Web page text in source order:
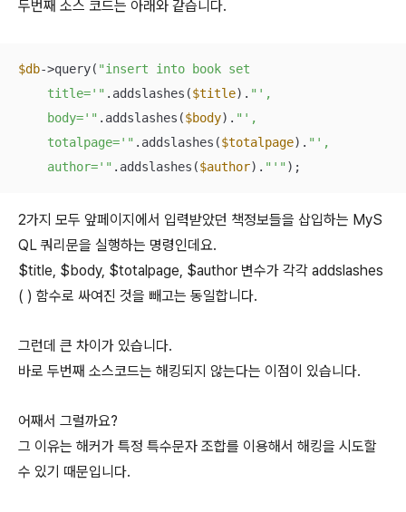
두번째 소스 코드는 아래와 같습니다.
$db->query( "insert into book set
    title='"
.addslashes($title). "',
    body='"
.addslashes($body). "',
    totalpage='"
.addslashes($totalpage). "',
    author='"
.addslashes($author). "'" );
2가지 모두 앞페이지에서 입력받았던 책정보들을 삽입하는 MyS
QL 쿼리문을 실행하는 명령인데요.
$title, $body, $totalpage, $author 변수가 각각 addslashes
( ) 함수로 싸여진 것을 빼고는 동일합니다.
그런데 큰 차이가 있습니다.
바로 두번째 소스코드는 해킹되지 않는다는 이점이 있습니다.
어째서 그럴까요?
그 이유는 해커가 특정 특수문자 조합를 이용해서 해킹을 시도할
수 있기 때문입니다.